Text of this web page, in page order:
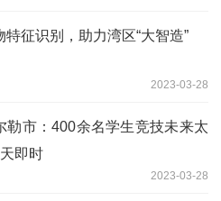
特征识别，助力湾区“大智造”
2023-03-28
勒市：400余名学生竞技未来太
即时
2023-03-28